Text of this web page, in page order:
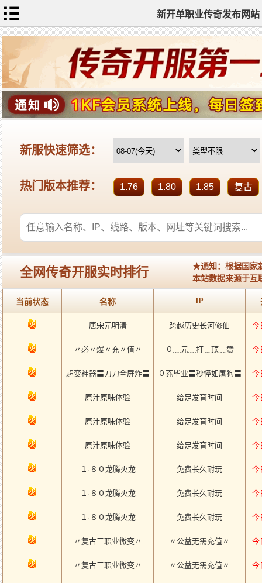
新开单职业传奇发布网站
网
站
首
页
单
职
业
传
奇
迷
失
传
奇
神
器
单
职
业
打
金
传
奇
sf
新
开
单
职
业
传
奇
全
站
标
签